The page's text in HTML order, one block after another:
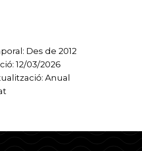
Des de 2012
12/03/2026
Anual